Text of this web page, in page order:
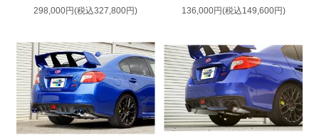
298,000円(税込327,800円)
136,000円(税込149,600円)